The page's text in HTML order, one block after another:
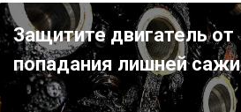
Защитите двигатель от
попадания лишней